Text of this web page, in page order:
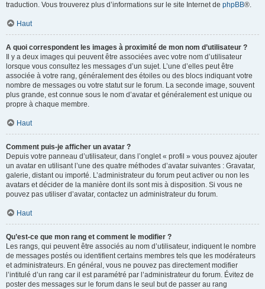
traduction. Vous trouverez plus d’informations sur le site Internet de phpBB®.
Haut
A quoi correspondent les images à proximité de mon nom d’utilisateur ?
Il y a deux images qui peuvent être associées avec votre nom d’utilisateur
lorsque vous consultez les messages d’un sujet. L’une d’elles peut être
associée à votre rang, généralement des étoiles ou des blocs indiquant votre
nombre de messages ou votre statut sur le forum. La seconde image, souvent
plus grande, est connue sous le nom d’avatar et généralement est unique ou
propre à chaque membre.
Haut
Comment puis-je afficher un avatar ?
Depuis votre panneau d’utilisateur, dans l’onglet « profil » vous pouvez ajouter
un avatar en utilisant l’une des quatre méthodes d’avatar suivantes : Gravatar,
galerie, distant ou importé. L’administrateur du forum peut activer ou non les
avatars et décider de la manière dont ils sont mis à disposition. Si vous ne
pouvez pas utiliser d’avatar, contactez un administrateur du forum.
Haut
Qu’est-ce que mon rang et comment le modifier ?
Les rangs, qui peuvent être associés au nom d’utilisateur, indiquent le nombre
de messages postés ou identifient certains membres tels que les modérateurs
et administrateurs. En général, vous ne pouvez pas directement modifier
l’intitulé d’un rang car il est paramétré par l’administrateur du forum. Évitez de
poster des messages sur le forum dans le seul but de passer au rang